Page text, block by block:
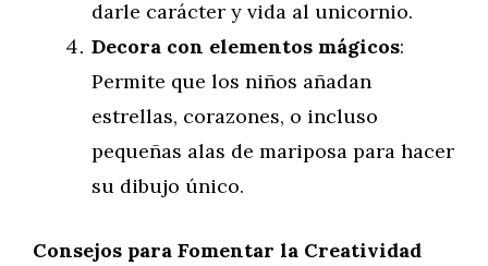
darle carácter y vida al unicornio.
Decora con elementos mágicos:
Permite que los niños añadan
estrellas, corazones, o incluso
pequeñas alas de mariposa para hacer
su dibujo único.
Consejos para Fomentar la Creatividad